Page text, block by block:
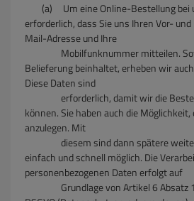
(a) Um eine Online-Bestellung bei
erforderlich, dass Sie uns Ihren Vor-
Mail-Adresse und Ihre
Mobilfunknummer mitteilen.
Belieferung beinhaltet, erheben wir
Diese Daten sind
erforderlich, damit wir die
können. Sie haben auch die
anzulegen. Mit
diesem sind dann spätere
einfach und schnell möglich. Die
personenbezogenen Daten erfolgt auf
Grundlage von Artikel 6 Absatz 1